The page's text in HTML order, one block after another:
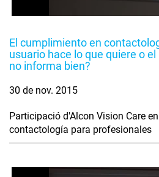
El cumplimiento en
usuario hace lo que quiere o el
no informa bien?
30 de nov. 2015
Participació d'Alcon Vision Care
contactología para profesionales